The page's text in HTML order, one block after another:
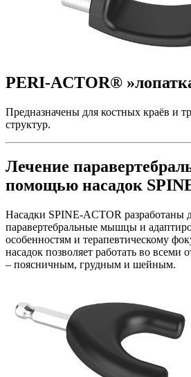
PERI-ACTOR®
Предназначены для костных краёв и
структур.
Лечение
помощью насадок
Насадки SPINE-ACTOR разработаны
паравертебральные мышцы и
особенностям и терапевтическому
насадок позволяет работать во всеми
– поясничным, грудным и шейным.